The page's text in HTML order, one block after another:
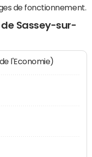
de fonctionnement.
Sassey-sur-
l'Economie)